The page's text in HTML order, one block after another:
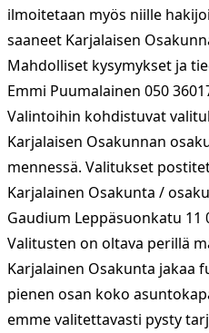
ilmoitetaan myös niille
saaneet Karjalaisen
Mahdolliset kysymykset ja
Emmi Puumalainen 050
Valintoihin kohdistuvat
Karjalaisen Osakunnan
mennessä. Valitukset
Karjalainen Osakunta /
Gaudium Leppäsuonkatu 11
Valitusten on oltava perillä
Karjalainen Osakunta jakaa
pienen osan koko
emme valitettavasti pysty